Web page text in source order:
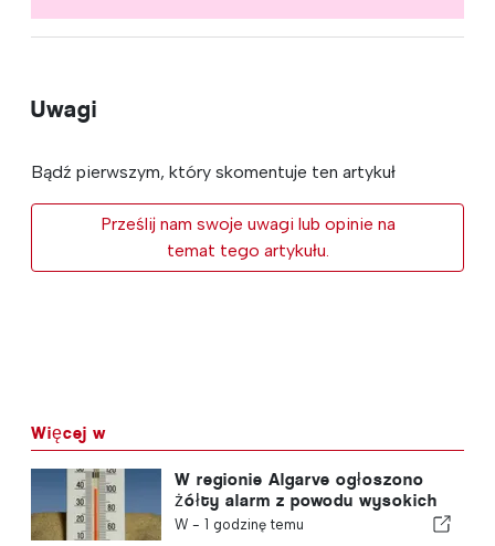
Uwagi
Bądź pierwszym, który skomentuje ten artykuł
Prześlij nam swoje uwagi lub opinie na
temat tego artykułu.
Więcej w
W regionie Algarve ogłoszono
żółty alarm z powodu wysokich
temperatur
W - 1 godzinę temu